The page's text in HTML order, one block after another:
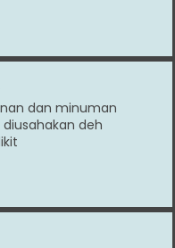
dan minuman
deh